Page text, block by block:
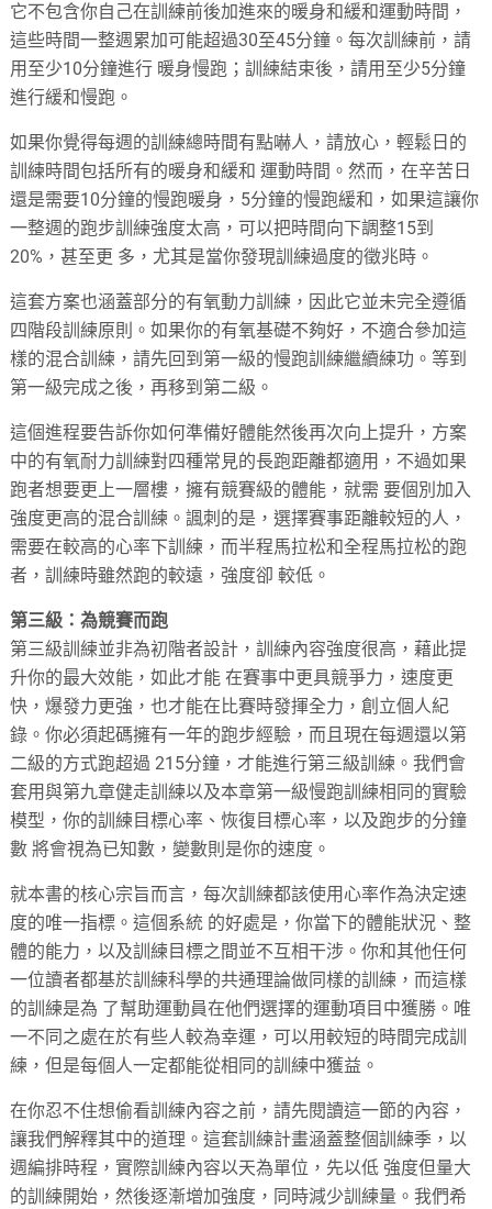
它不包含你自己在訓練前後加進來的暖身和緩和運動時間，
這些時間一整週累加可能超過30至45分鐘。每次訓練前，請
用至少10分鐘進行 暖身慢跑；訓練結束後，請用至少5分鐘
進行緩和慢跑。
如果你覺得每週的訓練總時間有點嚇人，請放心，輕鬆日的
訓練時間包括所有的暖身和緩和 運動時間。然而，在辛苦日
還是需要10分鐘的慢跑暖身，5分鐘的慢跑緩和，如果這讓你
一整週的跑步訓練強度太高，可以把時間向下調整15到
20%，甚至更 多，尤其是當你發現訓練過度的徵兆時。
這套方案也涵蓋部分的有氧動力訓練，因此它並未完全遵循
四階段訓練原則。如果你的有氧基礎不夠好，不適合參加這
樣的混合訓練，請先回到第一級的慢跑訓練繼續練功。等到
第一級完成之後，再移到第二級。
這個進程要告訴你如何準備好體能然後再次向上提升，方案
中的有氧耐力訓練對四種常見的長跑距離都適用，不過如果
跑者想要更上一層樓，擁有競賽級的體能，就需 要個別加入
強度更高的混合訓練。諷刺的是，選擇賽事距離較短的人，
需要在較高的心率下訓練，而半程馬拉松和全程馬拉松的跑
者，訓練時雖然跑的較遠，強度卻 較低。
第三級：為競賽而跑
第三級訓練並非為初階者設計，訓練內容強度很高，藉此提
升你的最大效能，如此才能 在賽事中更具競爭力，速度更
快，爆發力更強，也才能在比賽時發揮全力，創立個人紀
錄。你必須起碼擁有一年的跑步經驗，而且現在每週還以第
二級的方式跑超過 215分鐘，才能進行第三級訓練。我們會
套用與第九章健走訓練以及本章第一級慢跑訓練相同的實驗
模型，你的訓練目標心率、恢復目標心率，以及跑步的分鐘
數 將會視為已知數，變數則是你的速度。
就本書的核心宗旨而言，每次訓練都該使用心率作為決定速
度的唯一指標。這個系統 的好處是，你當下的體能狀況、整
體的能力，以及訓練目標之間並不互相干涉。你和其他任何
一位讀者都基於訓練科學的共通理論做同樣的訓練，而這樣
的訓練是為 了幫助運動員在他們選擇的運動項目中獲勝。唯
一不同之處在於有些人較為幸運，可以用較短的時間完成訓
練，但是每個人一定都能從相同的訓練中獲益。
在你忍不住想偷看訓練內容之前，請先閱讀這一節的內容，
讓我們解釋其中的道理。這套訓練計畫涵蓋整個訓練季，以
週編排時程，實際訓練內容以天為單位，先以低 強度但量大
的訓練開始，然後逐漸增加強度，同時減少訓練量。我們希